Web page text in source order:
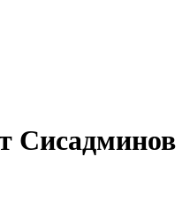
Сисадминов